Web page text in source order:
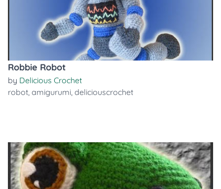
Robbie Robot
by Delicious Crochet
robot, amigurumi, deliciouscrochet